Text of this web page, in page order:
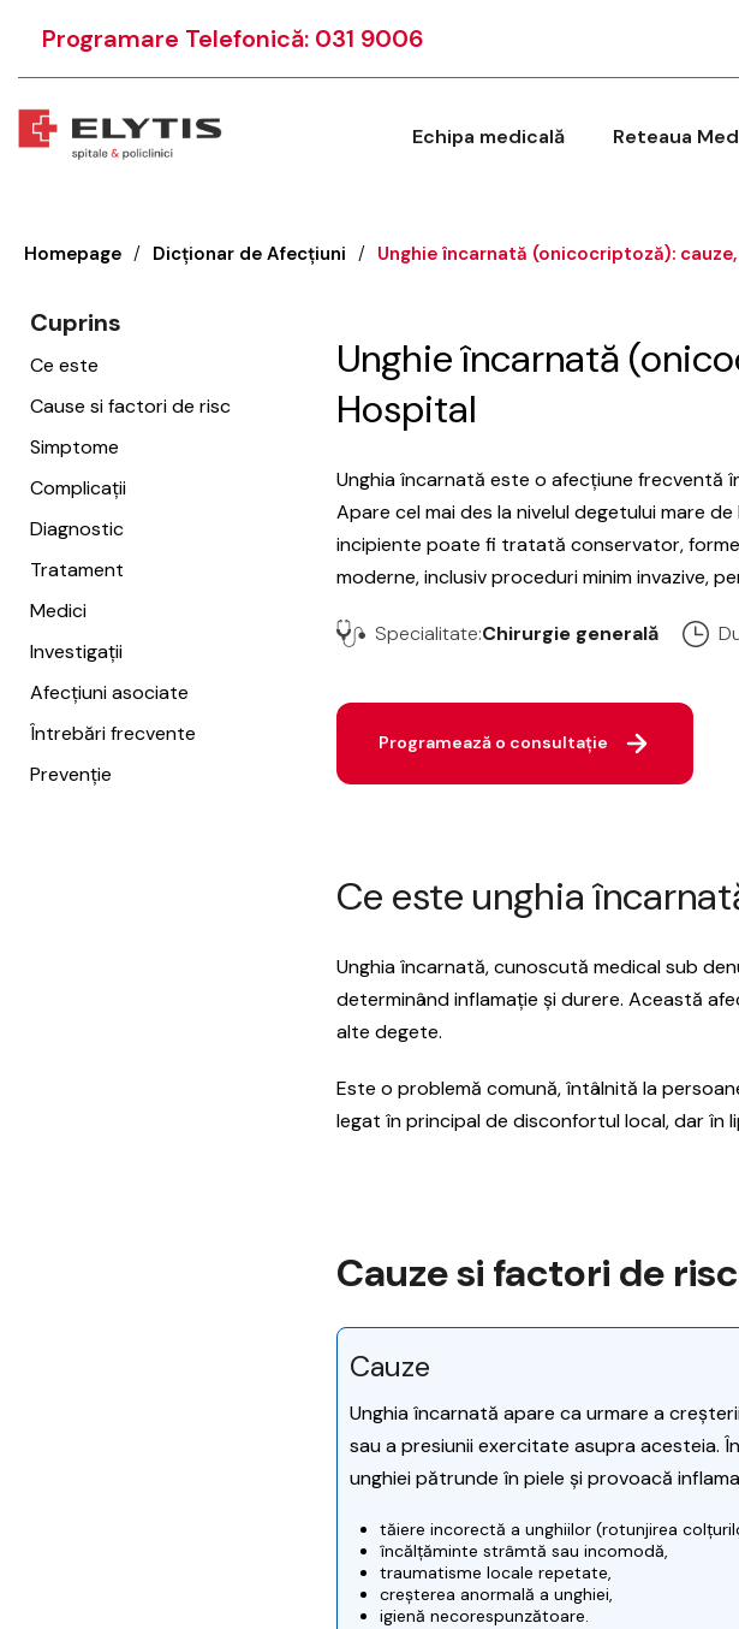
Programare Telefonică: 031 9006
Echipa medicală Reteaua
Homepage / Dicționar de Afecțiuni / Unghie încarnată (onicocriptoză):
Cuprins
Ce este
Cause si factori de risc
Simptome
Complicații
Diagnostic
Tratament
Medici
Investigații
Afecțiuni asociate
Întrebări frecvente
Prevenție
Unghie încarnată
Hospital
Unghia încarnată este o afecțiune frecventă
Apare cel mai des la nivelul degetului mare
incipiente poate fi tratată conservator,
moderne, inclusiv proceduri minim invazive,
Specialitate:Chirurgie generală
Programează o consultație
Ce este unghia
Unghia încarnată, cunoscută medical sub
determinând inflamație și durere. Această
alte degete.
Este o problemă comună, întâlnită la
legat în principal de disconfortul local, dar în
Cauze si factori de risc
Cauze
Unghia încarnată apare ca urmare a
sau a presiunii exercitate asupra acesteia.
unghiei pătrunde în piele și provoacă
tăiere incorectă a unghiilor (rotunjirea
încălțăminte strâmtă sau incomodă,
traumatisme locale repetate,
creșterea anormală a unghiei,
igienă necorespunzătoare.